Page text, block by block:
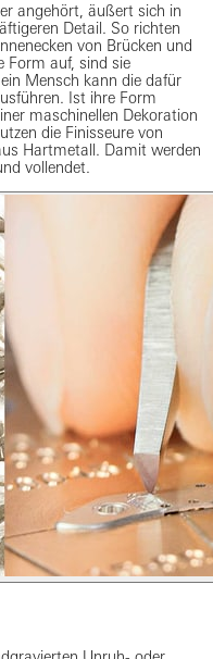
angehört, äußert sich in
Detail. So richten
von Brücken und
Form auf, sind sie
Mensch kann die dafür
Ist ihre Form
maschinellen Dekoration
die Finisseure von
Hartmetall. Damit werden
vollendet.